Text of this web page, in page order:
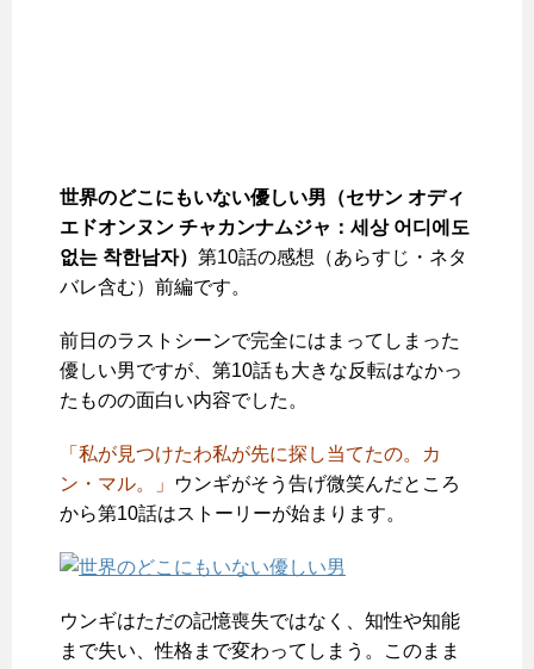
世界のどこにもいない優しい男（セサン オディ
エドオンヌン チャカンナムジャ：세상 어디에도
없는 착한남자） 第10話の感想（あらすじ・ネタ
バレ含む）前編です。
前日のラストシーンで完全にはまってしまった
優しい男ですが、第10話も大きな反転はなかっ
たものの面白い内容でした。
「私が見つけたわ私が先に探し当てたの。カ
ン・マル。」
ウンギがそう告げ微笑んだところ
から第10話はストーリーが始まります。
ウンギはただの記憶喪失ではなく、知性や知能
まで失い、性格まで変わってしまう。このまま